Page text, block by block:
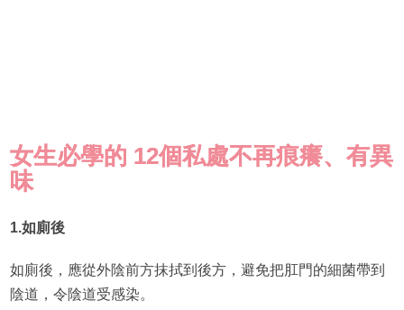
女生必學的 12個私處不再痕癢、有異
味
1.如廁後
如廁後，應從外陰前方抹拭到後方，避免把肛門的細菌帶到
陰道，令陰道受感染。